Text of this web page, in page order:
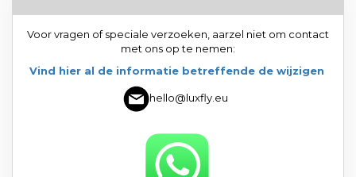
Voor vragen of speciale verzoeken, aarzel niet om contact
met ons op te nemen:
Vind hier al de informatie betreffende de wijzigen
hello@luxfly.eu